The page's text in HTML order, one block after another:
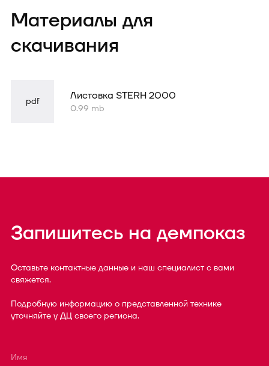
Материалы для
скачивания
pdf Листовка STERH 2000
0.99 mb
Запишитесь на демпоказ
Оставьте контактные данные и наш специалист с вами
свяжется.
Подробную информацию о представленной технике
уточняйте у ДЦ своего региона.